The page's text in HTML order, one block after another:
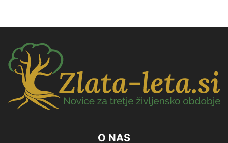
O NAS